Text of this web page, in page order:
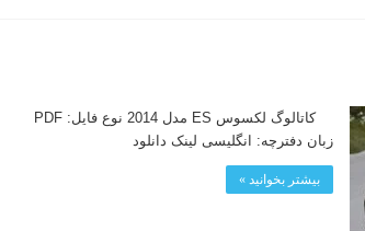
کاتالوگ لکسوس ES مدل 2014 نوع فایل: PDF
زبان دفترچه: انگلیسی لینک دانلود
بیشتر بخوانید »